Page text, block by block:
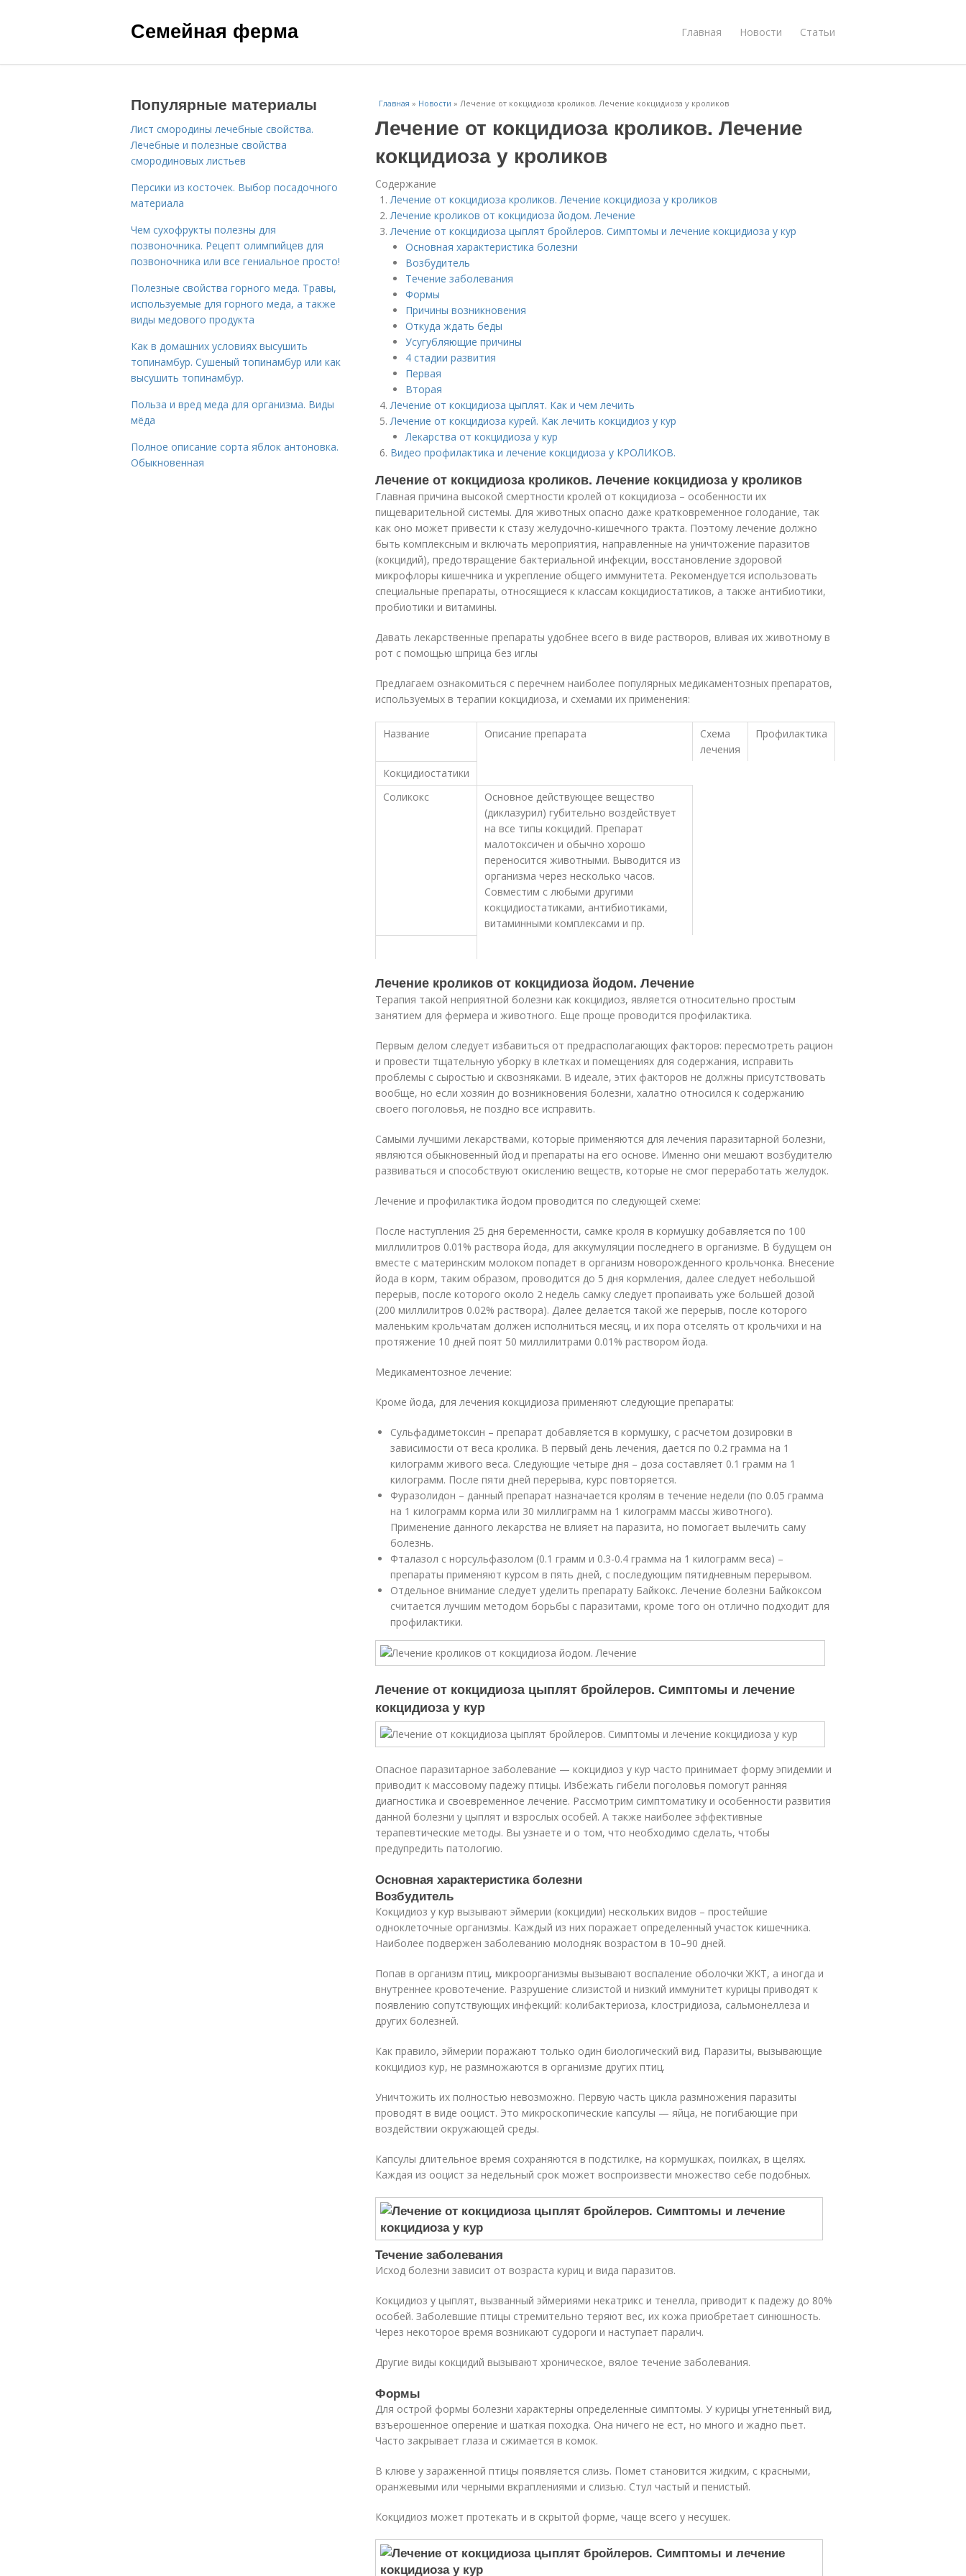
Семейная ферма Главная Новости Статьи
Главная » Новости » Лечение от кокцидиоза кроликов. Лечение кокцидиоза у кроликов
Лечение от кокцидиоза кроликов. Лечение
кокцидиоза у кроликов
Содержание
Лечение от кокцидиоза кроликов. Лечение кокцидиоза у кроликов
Лечение кроликов от кокцидиоза йодом. Лечение
Лечение от кокцидиоза цыплят бройлеров. Симптомы и лечение кокцидиоза у кур
Основная характеристика болезни
Возбудитель
Течение заболевания
Формы
Причины возникновения
Откуда ждать беды
Усугубляющие причины
4 стадии развития
Первая
Вторая
Лечение от кокцидиоза цыплят. Как и чем лечить
Лечение от кокцидиоза курей. Как лечить кокцидиоз у кур
Лекарства от кокцидиоза у кур
Видео профилактика и лечение кокцидиоза у КРОЛИКОВ.
Лечение от кокцидиоза кроликов. Лечение кокцидиоза у кроликов
Главная причина высокой смертности кролей от кокцидиоза – особенности их
пищеварительной системы. Для животных опасно даже кратковременное голодание, так
как оно может привести к стазу желудочно-кишечного тракта. Поэтому лечение должно
быть комплексным и включать мероприятия, направленные на уничтожение паразитов
(кокцидий), предотвращение бактериальной инфекции, восстановление здоровой
микрофлоры кишечника и укрепление общего иммунитета. Рекомендуется использовать
специальные препараты, относящиеся к классам кокцидиостатиков, а также антибиотики,
пробиотики и витамины.
Давать лекарственные препараты удобнее всего в виде растворов, вливая их животному в
рот с помощью шприца без иглы
Предлагаем ознакомиться с перечнем наиболее популярных медикаментозных препаратов,
используемых в терапии кокцидиоза, и схемами их применения:
Название Описание препарата
Схема
лечения
Профилактика
Кокцидиостатики
Соликокс
Основное действующее вещество
(диклазурил) губительно воздействует
на все типы кокцидий. Препарат
малотоксичен и обычно хорошо
переносится животными. Выводится из
организма через несколько часов.
Совместим с любыми другими
кокцидиостатиками, антибиотиками,
витаминными комплексами и пр.
Лечение кроликов от кокцидиоза йодом. Лечение
Терапия такой неприятной болезни как кокцидиоз, является относительно простым
занятием для фермера и животного. Еще проще проводится профилактика.
Первым делом следует избавиться от предрасполагающих факторов: пересмотреть рацион
и провести тщательную уборку в клетках и помещениях для содержания, исправить
проблемы с сыростью и сквозняками. В идеале, этих факторов не должны присутствовать
вообще, но если хозяин до возникновения болезни, халатно относился к содержанию
своего поголовья, не поздно все исправить.
Самыми лучшими лекарствами, которые применяются для лечения паразитарной болезни,
являются обыкновенный йод и препараты на его основе. Именно они мешают возбудителю
развиваться и способствуют окислению веществ, которые не смог переработать желудок.
Лечение и профилактика йодом проводится по следующей схеме:
После наступления 25 дня беременности, самке кроля в кормушку добавляется по 100
миллилитров 0.01% раствора йода, для аккумуляции последнего в организме. В будущем он
вместе с материнским молоком попадет в организм новорожденного крольчонка. Внесение
йода в корм, таким образом, проводится до 5 дня кормления, далее следует небольшой
перерыв, после которого около 2 недель самку следует пропаивать уже большей дозой
(200 миллилитров 0.02% раствора). Далее делается такой же перерыв, после которого
маленьким крольчатам должен исполниться месяц, и их пора отселять от крольчихи и на
протяжение 10 дней поят 50 миллилитрами 0.01% раствором йода.
Медикаментозное лечение:
Кроме йода, для лечения кокцидиоза применяют следующие препараты:
Сульфадиметоксин – препарат добавляется в кормушку, с расчетом дозировки в
зависимости от веса кролика. В первый день лечения, дается по 0.2 грамма на 1
килограмм живого веса. Следующие четыре дня – доза составляет 0.1 грамм на 1
килограмм. После пяти дней перерыва, курс повторяется.
Фуразолидон – данный препарат назначается кролям в течение недели (по 0.05 грамма
на 1 килограмм корма или 30 миллиграмм на 1 килограмм массы животного).
Применение данного лекарства не влияет на паразита, но помогает вылечить саму
болезнь.
Фталазол с норсульфазолом (0.1 грамм и 0.3-0.4 грамма на 1 килограмм веса) –
препараты применяют курсом в пять дней, с последующим пятидневным перерывом.
Отдельное внимание следует уделить препарату Байкокс. Лечение болезни Байкоксом
считается лучшим методом борьбы с паразитами, кроме того он отлично подходит для
профилактики.
Лечение от кокцидиоза цыплят бройлеров. Симптомы и лечение
кокцидиоза у кур
Опасное паразитарное заболевание — кокцидиоз у кур часто принимает форму эпидемии и
приводит к массовому падежу птицы. Избежать гибели поголовья помогут ранняя
диагностика и своевременное лечение. Рассмотрим симптоматику и особенности развития
данной болезни у цыплят и взрослых особей. А также наиболее эффективные
терапевтические методы. Вы узнаете и о том, что необходимо сделать, чтобы
предупредить патологию.
Основная характеристика болезни
Возбудитель
Кокцидиоз у кур вызывают эймерии (кокцидии) нескольких видов – простейшие
одноклеточные организмы. Каждый из них поражает определенный участок кишечника.
Наиболее подвержен заболеванию молодняк возрастом в 10–90 дней.
Попав в организм птиц, микроорганизмы вызывают воспаление оболочки ЖКТ, а иногда и
внутреннее кровотечение. Разрушение слизистой и низкий иммунитет курицы приводят к
появлению сопутствующих инфекций: колибактериоза, клостридиоза, сальмонеллеза и
других болезней.
Как правило, эймерии поражают только один биологический вид. Паразиты, вызывающие
кокцидиоз кур, не размножаются в организме других птиц.
Уничтожить их полностью невозможно. Первую часть цикла размножения паразиты
проводят в виде ооцист. Это микроскопические капсулы — яйца, не погибающие при
воздействии окружающей среды.
Капсулы длительное время сохраняются в подстилке, на кормушках, поилках, в щелях.
Каждая из ооцист за недельный срок может воспроизвести множество себе подобных.
Течение заболевания
Исход болезни зависит от возраста куриц и вида паразитов.
Кокцидиоз у цыплят, вызванный эймериями некатрикс и тенелла, приводит к падежу до 80%
особей. Заболевшие птицы стремительно теряют вес, их кожа приобретает синюшность.
Через некоторое время возникают судороги и наступает паралич.
Другие виды кокцидий вызывают хроническое, вялое течение заболевания.
Формы
Для острой формы болезни характерны определенные симптомы. У курицы угнетенный вид,
взъерошенное оперение и шаткая походка. Она ничего не ест, но много и жадно пьет.
Часто закрывает глаза и сжимается в комок.
В клюве у зараженной птицы появляется слизь. Помет становится жидким, с красными,
оранжевыми или черными вкраплениями и слизью. Стул частый и пенистый.
Кокцидиоз может протекать и в скрытой форме, чаще всего у несушек.
Популярные материалы
Лист смородины лечебные свойства.
Лечебные и полезные свойства
смородиновых листьев
Персики из косточек. Выбор посадочного
материала
Чем сухофрукты полезны для
позвоночника. Рецепт олимпийцев для
позвоночника или все гениальное просто!
Полезные свойства горного меда. Травы,
используемые для горного меда, а также
виды медового продукта
Как в домашних условиях высушить
топинамбур. Сушеный топинамбур или как
высушить топинамбур.
Польза и вред меда для организма. Виды
мёда
Полное описание сорта яблок антоновка.
Обыкновенная